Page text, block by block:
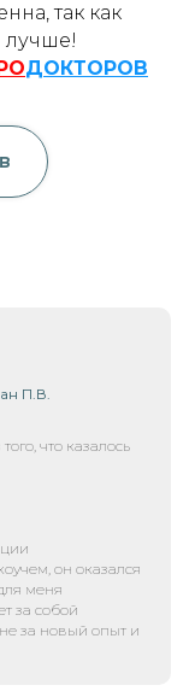
так как
лучше!
ДОКТОРОВ
П.В.
что казалось
он оказался
меня
за собой
за новый опыт и